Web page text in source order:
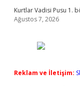
Kurtlar Vadisi Pusu 1.
Ağustos 7, 2026
Reklam ve İletişim: